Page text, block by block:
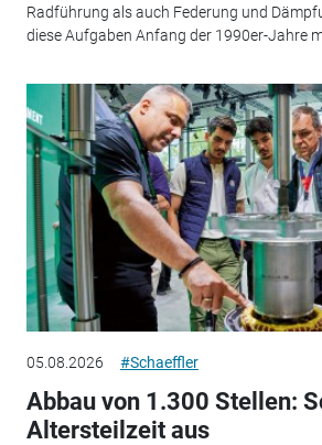
Radführung als auch Federung und
diese Aufgaben Anfang der 1990er-Jahre
05.08.2026 #Schaeffler
Abbau von 1.300 Stellen:
Altersteilzeit aus